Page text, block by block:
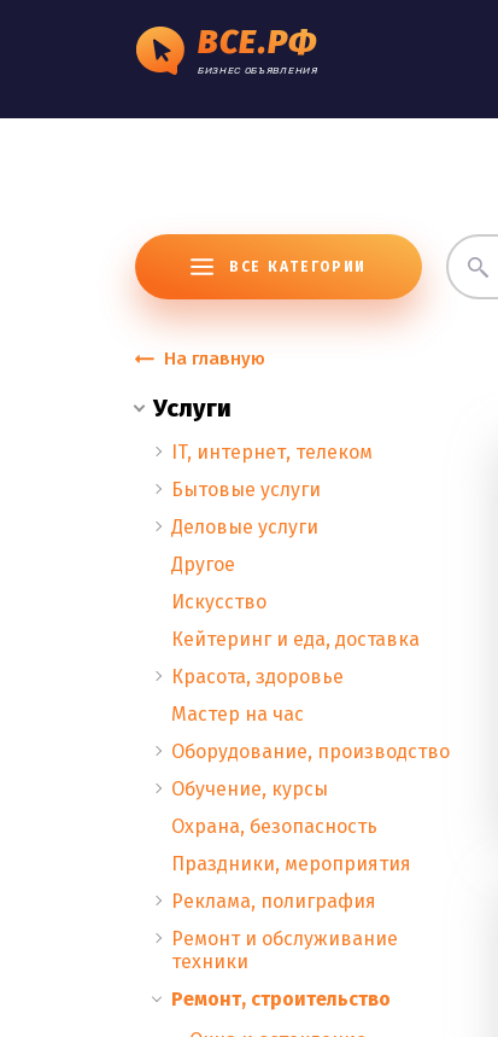
ВСЕ.РФ
БИЗНЕС ОБЪЯВЛЕНИЯ
ВСЕ КАТЕГОРИИ
На главную
Услуги
IT, интернет, телеком
Бытовые услуги
Деловые услуги
Другое
Искусство
Кейтеринг и еда, доставка
Красота, здоровье
Мастер на час
Оборудование, производство
Обучение, курсы
Охрана, безопасность
Праздники, мероприятия
Реклама, полиграфия
Ремонт и обслуживание
техники
Ремонт, строительство